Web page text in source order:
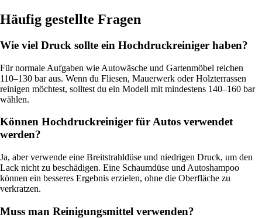
Häufig gestellte Fragen
Wie viel Druck sollte ein Hochdruckreiniger haben?
Für normale Aufgaben wie Autowäsche und Gartenmöbel reichen
110–130 bar aus. Wenn du Fliesen, Mauerwerk oder Holzterrassen
reinigen möchtest, solltest du ein Modell mit mindestens 140–160 bar
wählen.
Können Hochdruckreiniger für Autos verwendet
werden?
Ja, aber verwende eine Breitstrahldüse und niedrigen Druck, um den
Lack nicht zu beschädigen. Eine Schaumdüse und Autoshampoo
können ein besseres Ergebnis erzielen, ohne die Oberfläche zu
verkratzen.
Muss man Reinigungsmittel verwenden?